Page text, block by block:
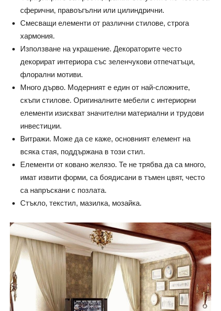
сферични, правоъгълни или цилиндрични.
Смесващи елементи от различни стилове, строга
хармония.
Използване на украшение. Декораторите често
декорират интериора със зеленчукови отпечатъци,
флорални мотиви.
Много дърво. Модерният е един от най-сложните,
скъпи стилове. Оригиналните мебели с интериорни
елементи изискват значителни материални и трудови
инвестиции.
Витражи. Може да се каже, основният елемент на
всяка стая, поддържана в този стил.
Елементи от ковано желязо. Те не трябва да са много,
имат извити форми, са боядисани в тъмен цвят, често
са напръскани с позлата.
Стъкло, текстил, мазилка, мозайка.